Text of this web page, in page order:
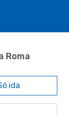
Roma
ida